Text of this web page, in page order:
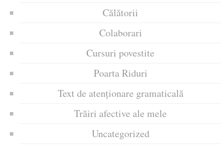
Călătorii
Colaborari
Cursuri povestite
Poarta Riduri
Text de atenționare gramaticală
Trăiri afective ale mele
Uncategorized